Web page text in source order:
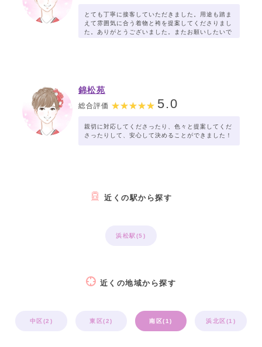
とても丁寧に接客していただきました。用途も踏ま
えて雰囲気に合う着物と袴を提案してくださりまし
た。ありがとうございました。またお願いしたいで
錦松苑
総合評価 5.0
親切に対応してくださったり、色々と提案してくだ
さったりして、安心して決めることができました！
近くの駅から探す
浜松駅(5)
近くの地域から探す
中区(2) 東区(2) 南区(1) 浜北区(1)